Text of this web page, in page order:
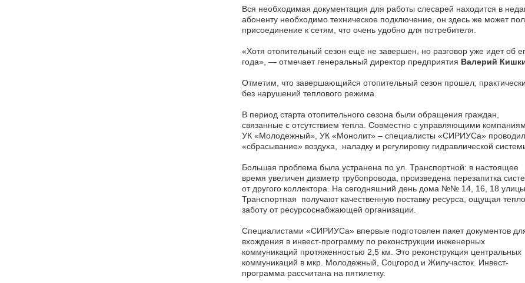
Вся необходимая документация для работы слесарей находится в
абоненту необходимо техническое подключение, он здесь же может
присоединение к сетям, что очень удобно для потребителя.
«Хотя отопительный сезон еще не завершен, но разговор уже идет об
года», — отмечает генеральный директор предприятия Валерий
Отметим, что завершающийся отопительный сезон прошел,
без нарушений теплового режима.
В период старта отопительного сезона были обращения граждан,
связанные с отсутствием тепла. Совместно с управляющими
УК «Молодежный», УК «Монолит» – специалисты «СИРИУСа»
«сбрасывание» воздуха, наладку и регулировку гидравлической
Большая проблема была устранена по ул. Транспортной: в настоящее
время увеличен диаметр трубопровода, произведена перезапитка
от другого коллектора. На сегодняшний день дома №№ 14, 16, 18 улицы
Транспортная получают качественную поставку ресурса, ощущая
заботу от ресурсоснабжающей организации.
Специалистами «СИРИУСа» впервые подготовлен пакет документов
вхождения в инвест-программу по реконструкции инженерных
коммуникаций протяженностью 2,5 км. Это реконструкция центральных
коммуникаций в мкр. Молодежный, Соцгород и Жилучасток. Инвест-
программа рассчитана на пятилетку.